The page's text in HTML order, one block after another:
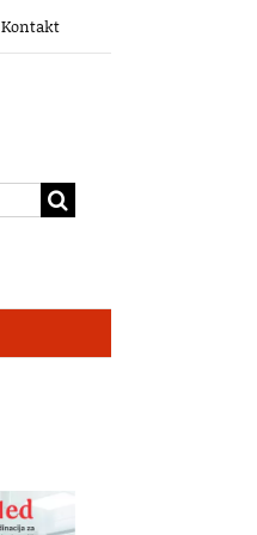
Kontakt